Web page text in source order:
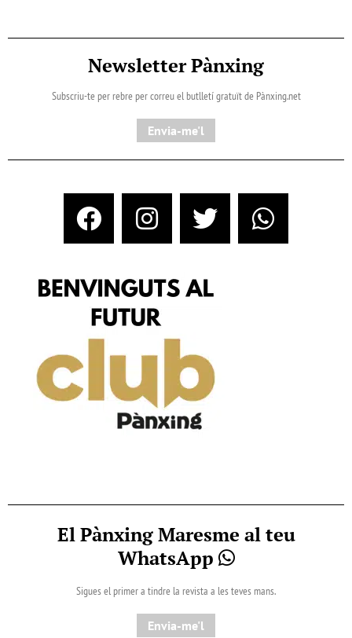
Newsletter Pànxing
Subscriu-te per rebre per correu el butlletí gratuït de Pànxing.net​
Envia-me'l
El Pànxing Maresme al teu
WhatsApp
Sigues el primer a tindre la revista a les teves mans.
Envia-me'l